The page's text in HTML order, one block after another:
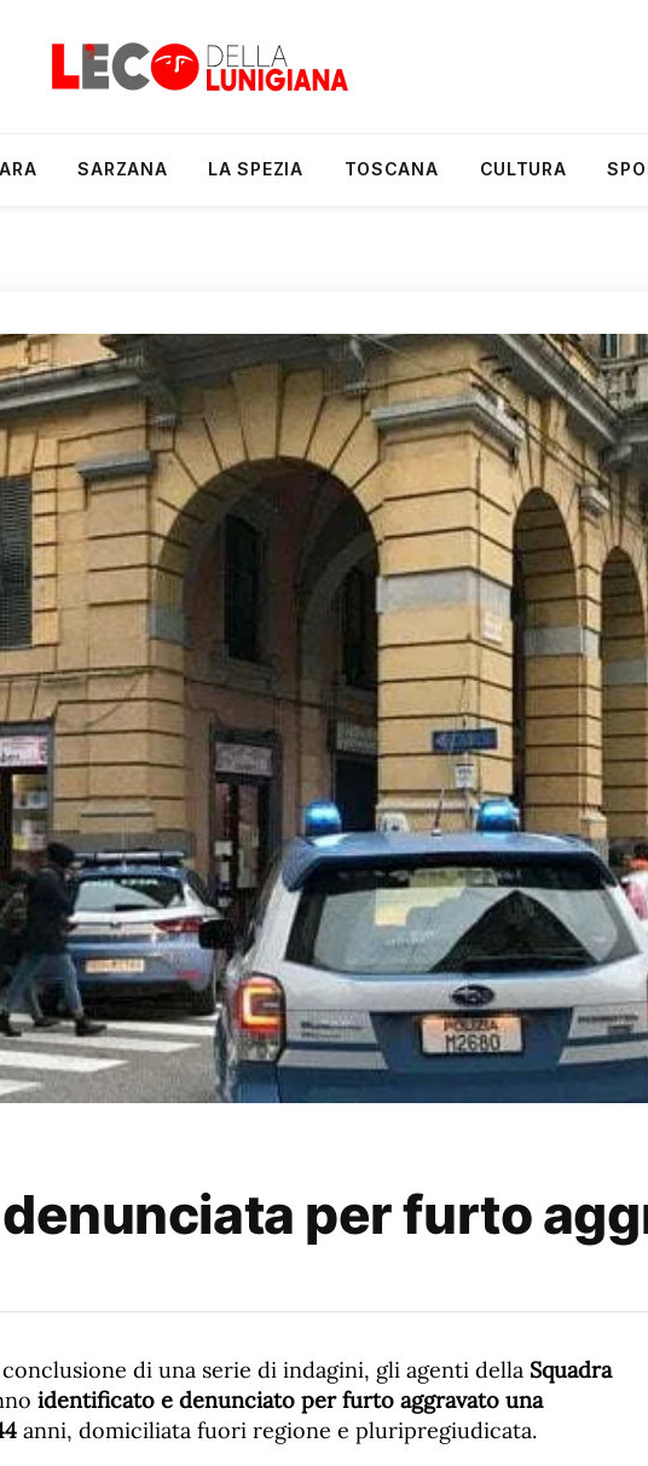
SARZANA LA SPEZIA TOSCANA CULTURA
per furto
di una serie di indagini, gli agenti della Squadra
identificato e denunciato per furto aggravato una
anni, domiciliata fuori regione e pluripregiudicata.